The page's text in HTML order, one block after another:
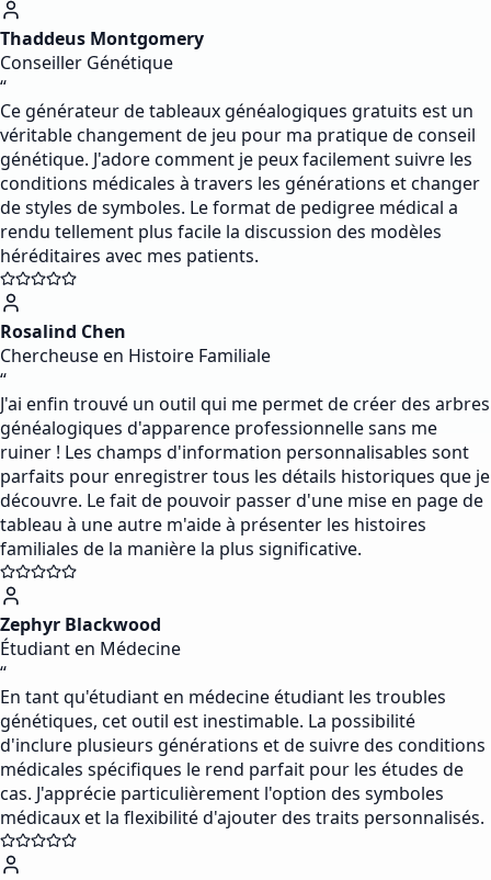
Thaddeus Montgomery
Conseiller Génétique
“
Ce générateur de tableaux généalogiques gratuits est un
véritable changement de jeu pour ma pratique de conseil
génétique. J'adore comment je peux facilement suivre les
conditions médicales à travers les générations et changer
de styles de symboles. Le format de pedigree médical a
rendu tellement plus facile la discussion des modèles
héréditaires avec mes patients.
Rosalind Chen
Chercheuse en Histoire Familiale
“
J'ai enfin trouvé un outil qui me permet de créer des arbres
généalogiques d'apparence professionnelle sans me
ruiner ! Les champs d'information personnalisables sont
parfaits pour enregistrer tous les détails historiques que je
découvre. Le fait de pouvoir passer d'une mise en page de
tableau à une autre m'aide à présenter les histoires
familiales de la manière la plus significative.
Zephyr Blackwood
Étudiant en Médecine
“
En tant qu'étudiant en médecine étudiant les troubles
génétiques, cet outil est inestimable. La possibilité
d'inclure plusieurs générations et de suivre des conditions
médicales spécifiques le rend parfait pour les études de
cas. J'apprécie particulièrement l'option des symboles
médicaux et la flexibilité d'ajouter des traits personnalisés.